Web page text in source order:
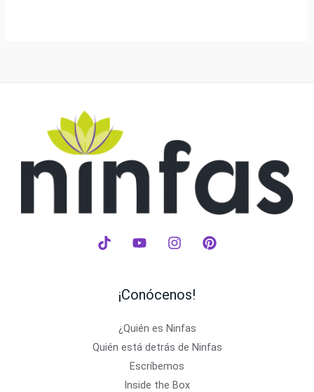
¡Conócenos!
¿Quién es Ninfas
Quién está detrás de Ninfas
Escríbemos
Inside the Box